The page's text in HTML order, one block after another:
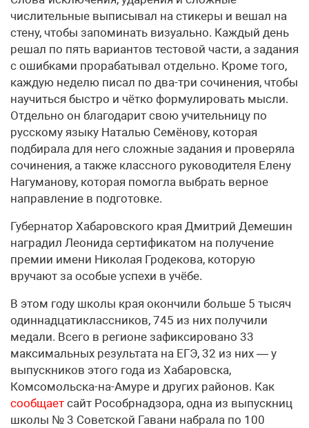
числительные выписывал на стикеры и вешал на
стену, чтобы запоминать визуально. Каждый день
решал по пять вариантов тестовой части, а задания
с ошибками прорабатывал отдельно. Кроме того,
каждую неделю писал по два-три сочинения, чтобы
научиться быстро и чётко формулировать мысли.
Отдельно он благодарит свою учительницу по
русскому языку Наталью Семёнову, которая
подбирала для него сложные задания и проверяла
сочинения, а также классного руководителя Елену
Нагуманову, которая помогла выбрать верное
направление в подготовке.
Губернатор Хабаровского края Дмитрий Демешин
наградил Леонида сертификатом на получение
премии имени Николая Гродекова, которую
вручают за особые успехи в учёбе.
В этом году школы края окончили больше 5 тысяч
одиннадцатиклассников, 745 из них получили
медали. Всего в регионе зафиксировано 33
максимальных результата на ЕГЭ, 32 из них — у
выпускников этого года из Хабаровска,
Комсомольска-на-Амуре и других районов. Как
сообщает сайт Рособрнадзора, одна из выпускниц
школы № 3 Советской Гавани набрала по 100